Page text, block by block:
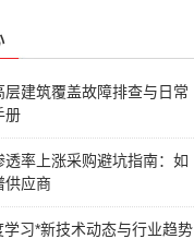
层建筑覆盖故障排查与日常
册
透率上涨采购避坑指南：如
供应商
学习*新技术动态与行业趋势